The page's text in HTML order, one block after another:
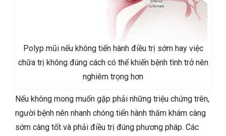
Polyp mũi nếu không tiến hành điều trị sớm hay việc
chữa trị không đúng cách có thể khiến bệnh tình trở nên
nghiêm trọng hơn
Nếu không mong muốn gặp phải những triệu chứng trên,
người bệnh nên nhanh chóng tiến hành thăm khám càng
sớm càng tốt và phải điều trị đúng phương pháp. Các